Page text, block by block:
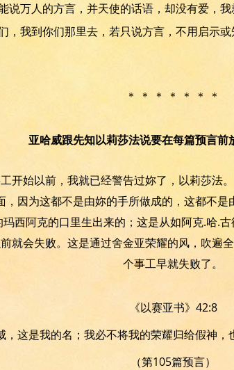
说万人的方言，并天使的话语，却没有爱，我
，我到你们那里去，若只说方言，不用启示
＊ ＊ ＊ ＊ ＊ ＊ ＊
亚哈威跟先知以莉莎法说要在每篇预言前
开始以前，我就已经警告过妳了，以莉莎法
，因为这都不是由妳的手所做成的，这都不
西阿克的口里生出来的；这是从如阿克.哈.
就会失败。这是通过舍金亚荣耀的风，吹遍
个事工早就失败了。
《以赛亚书》42:8
，这是我的名；我必不将我的荣耀归给假神，
（第105篇预言）